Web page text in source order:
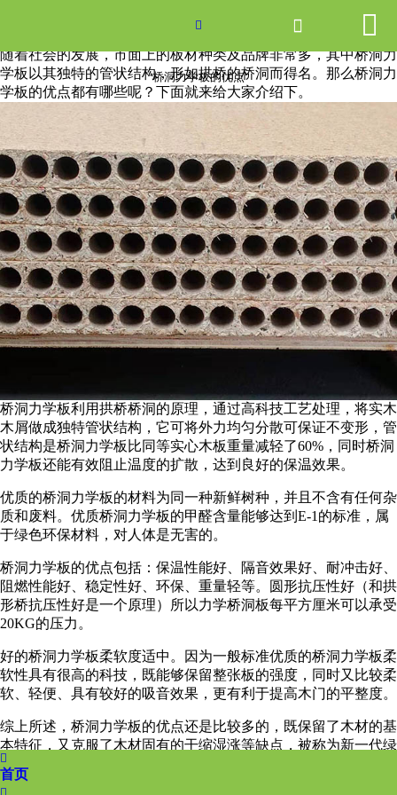
网站首页
产品中心
新闻中心
关于爱游戏ayx体育
走进爱游戏ayx体育
联系我们

桥洞力学板的优点
 
随着社会的发展，市面上的板材种类及品牌非常多，其中桥洞力
学板以其独特的管状结构，形如拱桥的桥洞而得名。那么桥洞力
学板的优点都有哪些呢？下面就来给大家介绍下。
桥洞力学板利用拱桥桥洞的原理，通过高科技工艺处理，将实木
木屑做成独特管状结构，它可将外力均匀分散可保证不变形，管
状结构是桥洞力学板比同等实心木板重量减轻了60%，同时桥洞
力学板还能有效阻止温度的扩散，达到良好的保温效果。
优质的桥洞力学板的材料为同一种新鲜树种，并且不含有任何杂
质和废料。优质桥洞力学板的甲醛含量能够达到E-1的标准，属
于绿色环保材料，对人体是无害的。
桥洞力学板的优点包括：保温性能好、隔音效果好、耐冲击好、
阻燃性能好、稳定性好、环保、重量轻等。圆形抗压性好（和拱
形桥抗压性好是一个原理）所以力学桥洞板每平方厘米可以承受
20KG的压力。
好的桥洞力学板柔软度适中。因为一般标准优质的桥洞力学板柔
软性具有很高的科技，既能够保留整张板的强度，同时又比较柔
软、轻便、具有较好的吸音效果，更有利于提高木门的平整度。
综上所述，桥洞力学板的优点还是比较多的，既保留了木材的基
本特征，又克服了木材固有的干缩湿涨等缺点，被称为新一代绿
色环保门芯材料，广泛用于各种类型的木门门芯。
上一篇：

首页